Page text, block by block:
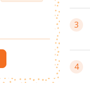
3
4